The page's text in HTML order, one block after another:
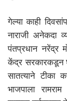
गेल्या काही
नाराजी अनेकदा
पंतप्रधान नरेंद्र
केंद्र सरकारकडून
सातत्याने
भाजपाला